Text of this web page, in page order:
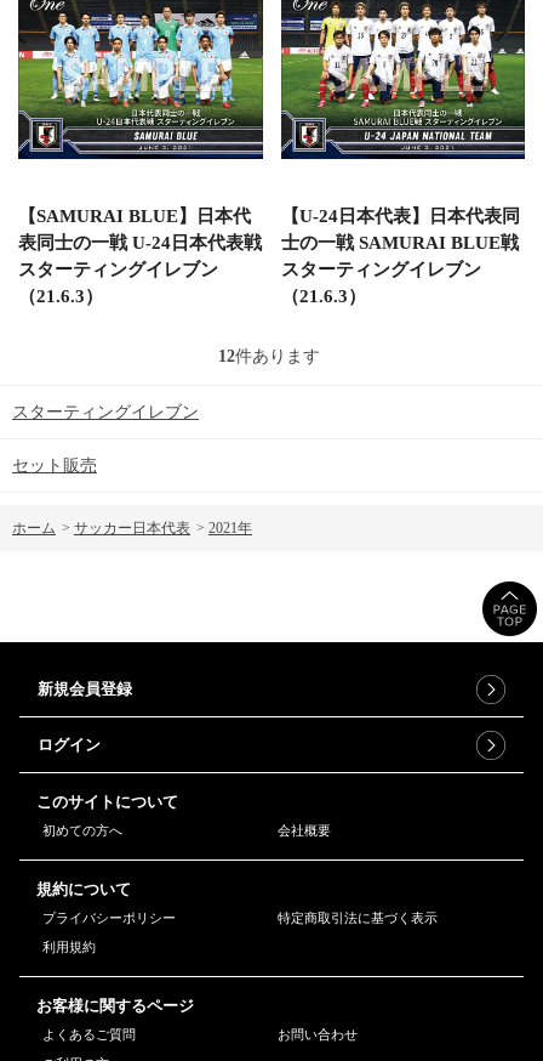
【SAMURAI BLUE】日本代
表同士の一戦 U-24日本代表戦
スターティングイレブン
（21.6.3）
【U-24日本代表】日本代表同
士の一戦 SAMURAI BLUE戦
スターティングイレブン
（21.6.3）
12件あります
スターティングイレブン
セット販売
ホーム > サッカー日本代表 > 2021年
新規会員登録
ログイン
このサイトについて
初めての方へ 会社概要
規約について
プライバシーポリシー
特定商取引法に基づく表示
利用規約
お客様に関するページ
よくあるご質問
お問い合わせ